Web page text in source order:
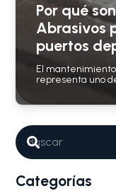
Por qué
Abrasivos
puertos
El
representa uno
Categorías